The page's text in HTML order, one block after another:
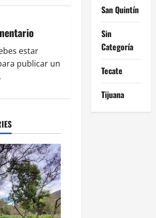
estar
publicar un
San Quintín
Sin
Categoría
Tecate
Tijuana